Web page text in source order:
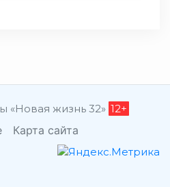
«Новая жизнь 32» 12+
Карта сайта